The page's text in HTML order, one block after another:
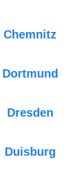
Chemnitz
Dortmund
Dresden
Duisburg